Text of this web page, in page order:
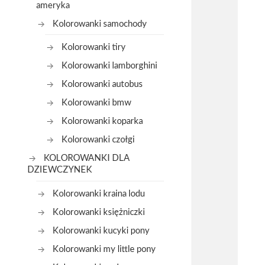
ameryka
Kolorowanki samochody
Kolorowanki tiry
Kolorowanki lamborghini
Kolorowanki autobus
Kolorowanki bmw
Kolorowanki koparka
Kolorowanki czołgi
KOLOROWANKI DLA
DZIEWCZYNEK
Kolorowanki kraina lodu
Kolorowanki księżniczki
Kolorowanki kucyki pony
Kolorowanki my little pony